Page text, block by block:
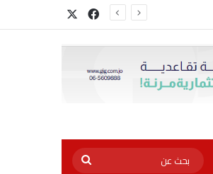
فيسبوك
الوضع المظلم
بحث